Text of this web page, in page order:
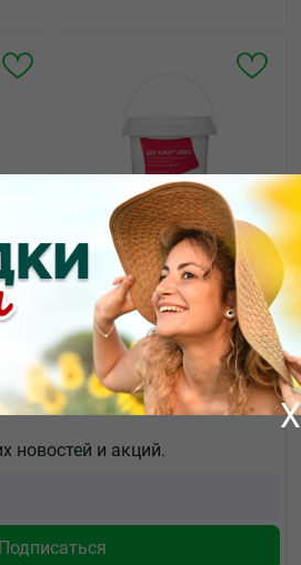
от 891.27₽
Део-хлор люкс таблетки
3,4г №300
новостей и акций.
X